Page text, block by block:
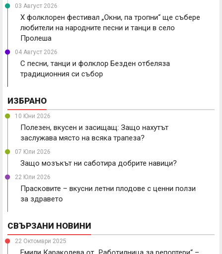
03 Август 2026
X фолклорен фестивал „Окни, па тропни“ ще събере
любители на народните песни и танци в село
Пролеша
04 Август 2026
С песни, танци и фолклор Безден отбеляза
традиционния си събор
ИЗБРАНО
10 Юни 2026
Полезен, вкусен и засищащ: Защо нахутът
заслужава място на всяка трапеза?
07 Юли 2026
Защо мозъкът ни саботира добрите навици?
22 Юли 2026
Прасковите – вкусни летни плодове с ценни ползи
за здравето
СВЪРЗАНИ НОВИНИ
22 Октомври 2025